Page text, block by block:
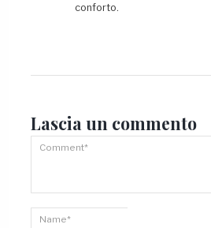
conforto.
Lascia un commento